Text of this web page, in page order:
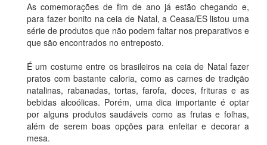
As comemorações de fim de ano já estão chegando e,
para fazer bonito na ceia de Natal, a Ceasa/ES listou uma
série de produtos que não podem faltar nos preparativos e
que são encontrados no entreposto.
É um costume entre os brasileiros na ceia de Natal fazer
pratos com bastante caloria, como as carnes de tradição
natalinas, rabanadas, tortas, farofa, doces, frituras e as
bebidas alcoólicas. Porém, uma dica importante é optar
por alguns produtos saudáveis como as frutas e folhas,
além de serem boas opções para enfeitar e decorar a
mesa.